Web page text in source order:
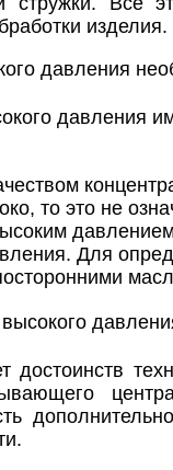
изделия.
давления
давления
то это не
Для
достоинств